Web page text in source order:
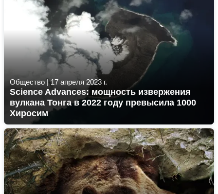
Общество |17 апреля 2023 г.
Science Advances: мощность извержения
вулкана Тонга в 2022 году превысила 1000
Хиросим